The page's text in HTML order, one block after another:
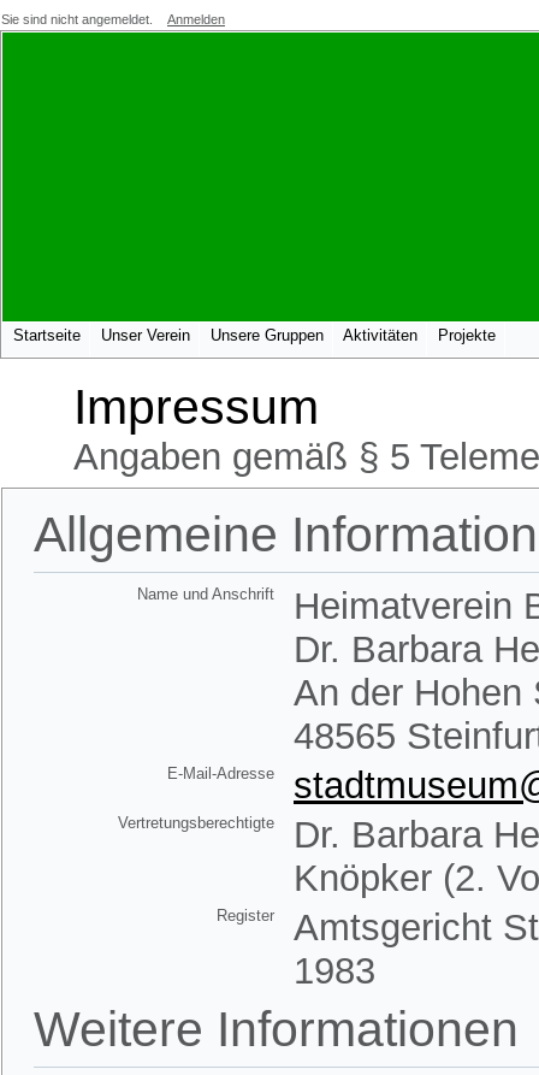
Sie sind nicht angemeldet. Anmelden
Startseite Unser Verein Unsere Gruppen Aktivitäten Projekte
Impressum
Angaben gemäß § 5
Allgemeine
Name und Anschrift
Heimatverein
Dr. Barbara
An der Hohen
48565
E-Mail-Adresse
Vertretungsberechtigte
Dr. Barbara
Knöpker (2.
Register
Amtsgericht
1983
Weitere Informationen